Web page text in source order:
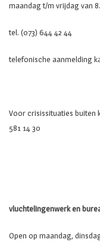
maandag t/m vrijdag van
tel. (073) 644 42 44
telefonische aanmelding
Voor crisissituaties buiten
581 14 30
vluchtelingenwerk en
Open op maandag,